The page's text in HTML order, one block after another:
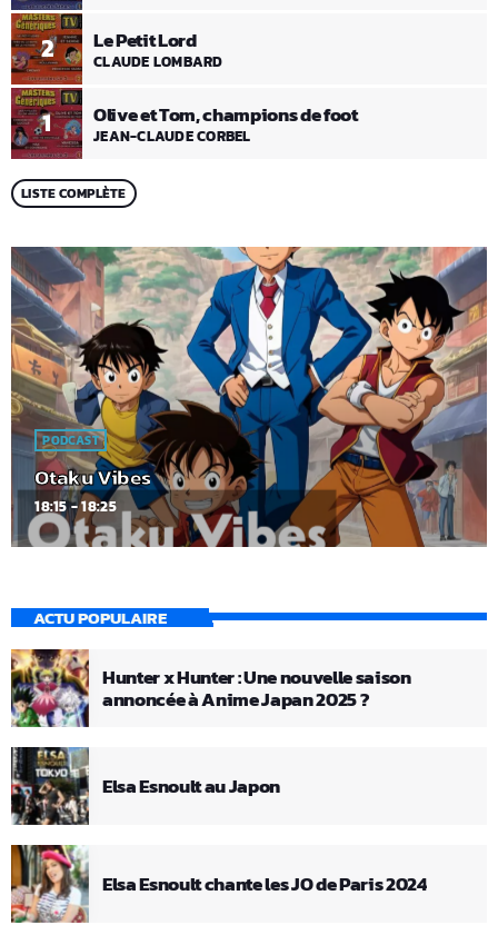
1 Olive et Tom, champions de foot
JEAN-CLAUDE CORBEL
2 Le Petit Lord
CLAUDE LOMBARD
LISTE COMPLÈTE
PODCAST
Otaku Vibes
18:15 - 18:25
ACTU POPULAIRE
Hunter x Hunter : Une nouvelle saison
annoncée à Anime Japan 2025 ?
Elsa Esnoult au Japon
Elsa Esnoult chante les JO de Paris 2024